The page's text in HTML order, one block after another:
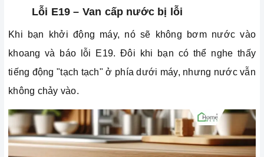
Lỗi E19 – Van cấp nước bị lỗi
Khi bạn khởi động máy, nó sẽ không bơm nước vào
khoang và báo lỗi E19. Đôi khi bạn có thể nghe thấy
tiếng động "tạch tạch" ở phía dưới máy, nhưng nước vẫn
không chảy vào.